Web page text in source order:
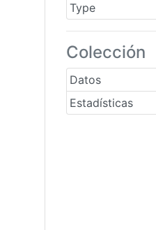
Type
Colección
Datos
Estadísticas